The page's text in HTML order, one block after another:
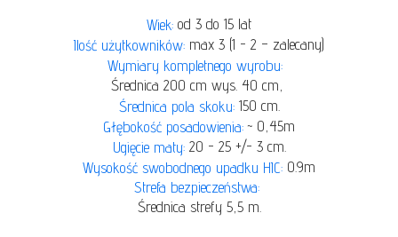
Wiek: od 3 do 15 lat
Ilość użytkowników: max 3 (1 - 2 – zalecany)
Wymiary kompletnego wyrobu:
Średnica 200 cm wys. 40 cm,
Średnica pola skoku:150 cm.
Głębokość posadowienia: ~ 0,45m
Ugięcie maty: 20 - 25 +/- 3 cm.
Wysokość swobodnego upadku HIC: 0.9m
Strefa bezpieczeństwa:
Średnica strefy 5,5 m.